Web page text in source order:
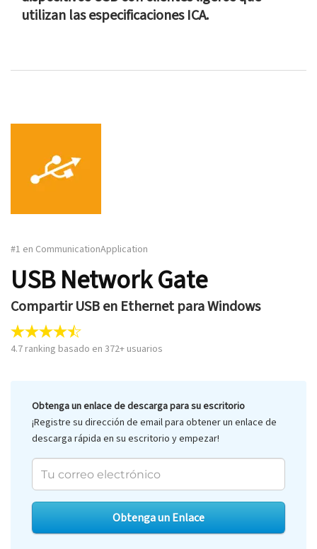
utilizan las especificaciones ICA.
#1 en CommunicationApplication
USB Network Gate
Compartir USB en Ethernet para Windows
4.7 ranking basado en 372+ usuarios
Obtenga un enlace de descarga para su escritorio
¡Registre su dirección de email para obtener un enlace de
descarga rápida en su escritorio y empezar!
Obtenga un Enlace